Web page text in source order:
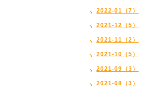
2022-01（7）
2021-12（5）
2021-11（2）
2021-10（5）
2021-09（3）
2021-08（3）